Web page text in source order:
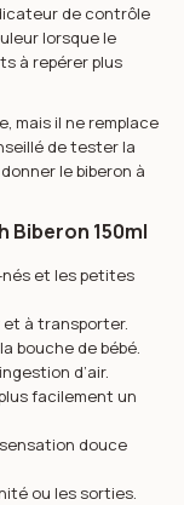
de contrôle
lorsque le
à repérer plus
mais il ne remplace
de tester la
le biberon à
Biberon 150ml
nés et les petites
à transporter.
bouche de bébé.
d’air.
facilement un
douce
ou les sorties.